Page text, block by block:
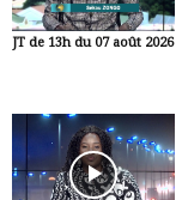
JT de 13h du 07 août 2026